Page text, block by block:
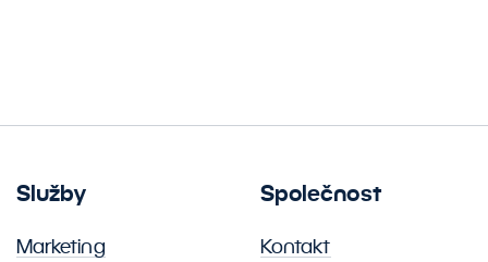
Služby
Marketing
Společnost
Kontakt